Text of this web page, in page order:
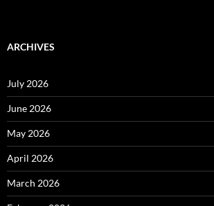
ARCHIVES
July 2026
June 2026
May 2026
April 2026
March 2026